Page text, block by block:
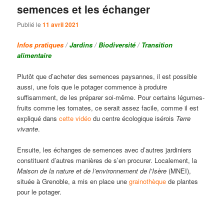
semences et les échanger
Publié le11 avril 2021
Infos pratiques / Jardins/ Biodiversité / Transition
alimentaire
Plutôt que d’acheter des semences paysannes, il est possible
aussi, une fois que le potager commence à produire
suffisamment, de les préparer soi-même. Pour certains légumes-
fruits comme les tomates, ce serait assez facile, comme il est
expliqué danscette vidéo du centre écologique isérois Terre
vivante.
Ensuite, les échanges de semences avec d’autres jardiniers
constituent d’autres manières de s’en procurer. Localement, la
Maison de la nature et de l’environnement de l’Isère (MNEI),
située à Grenoble, a mis en place unegrainothèque de plantes
pour le potager.